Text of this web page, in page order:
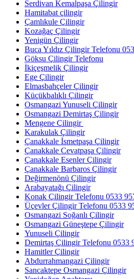
Serdivan Kemalpaşa Çilingir
Hamitabat çilingir
Çamlıkule Çilingir
Kozağaç Çilingir
Yenigün Çilingir
Buca Yıldız Çilingir Telefonu
Göksu Çilingir Telefonu
İkiçeşmelik Çilingir
Ege Çilingir
Elmasbahçeler Çilingir
Küçükbalıklı Çilingir
Osmangazi Yunuseli Çilingir
Osmangazi Demirtaş Çilingir
Mengene Çilingir
Karakulak Çilingir
Çanakkale İsmetpaşa Çilingir
Çanakkale Cevatpaşa Çilingir
Çanakkale Esenler Çilingir
Çanakkale Barbaros Çilingir
Değirmenönü Çilingir
Arabayatağı Çilingir
Konak Çilingir Telefonu 0533
Üçevler Çilingir Telefonu 0533
Osmangazi Soğanlı Çilingir
Osmangazi Güneştepe Çilingir
Yunuseli Çilingir
Demirtaş Çilingir Telefonu 0533
Hamitler Çilingir
Abdurrahmangazi Çilingir
Sancaktepe Osmangazi Çilingir